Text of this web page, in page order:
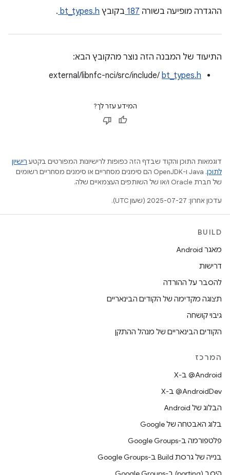
ההגדרה מופיעה בשורה 187 בקובץ bt_types.h
.
התיעוד של המבנה הזה נוצר מהקובץ הבא:
external/libnfc-nci/src/include/ bt_types.h
המידע עזר לך?
דוגמאות התוכן והקוד שבדף הזה כפופות לרישיונות המפורטים בקטע רישיון
לתוכן
.‏ Java ו-OpenJDK הם סימנים מסחריים או סימנים מסחריים רשומים
של חברת Oracle ו/או של השותפים העצמאיים שלה.
עדכון אחרון: 2025-07-27 (שעון UTC).
BUILD
מאגר Android
דרישות
להסבר על ההורדה
תצוגה מקדימה של הקודים הבינאריים
גיבוי קושחה
הקודים הבינאריים של מנהל ההתקן
המרכז
‫‎@Android ב-X
‫‎@AndroidDev ב-X
הבלוג של Android
בלוג האבטחה של Google
פלטפורמה ב-Google Groups
בנייה של גרסת Build ב-Google Groups